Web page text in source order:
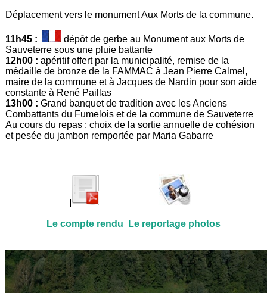
Déplacement vers le monument Aux Morts de la commune.
11h45 :
dépôt de gerbe au Monument aux Morts de
Sauveterre sous une pluie battante
12h00 : apéritif offert par la municipalité, remise de la
médaille de bronze de la FAMMAC à Jean Pierre Calmel,
maire de la commune et à Jacques de Nardin pour son aide
constante à René Paillas
13h00 : Grand banquet de tradition avec les Anciens
Combattants du Fumelois et de la commune de Sauveterre
Au cours du repas : choix de la sortie annuelle de cohésion
et pesée du jambon remportée par Maria Gabarre
Le compte rendu Le reportage photos